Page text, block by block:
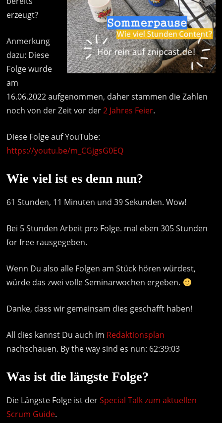
erzeugt?
Anmerkung
dazu: Diese
Folge wurde
am
16.06.2022 aufgenommen, daher stammen die Zahlen
noch von der Zeit vor der2 Jahres Feier.
Diese Folge auf YouTube:
https://youtu.be/m_CGjgsG0EQ
Wie viel ist es denn nun?
61 Stunden, 11 Minuten und 39 Sekunden. Wow!
Bei 5 Stunden Arbeit pro Folge. mal eben 305 Stunden
for free rausgegeben.
Wenn Du also alle Folgen am Stück hören würdest,
würde das zwei volle Seminarwochen ergeben.
Danke, dass wir gemeinsam dies geschafft haben!
All dies kannst Du auch im Redaktionsplan
nachschauen. By the way sind es nun: 62:39:03
Was ist die längste Folge?
Die Längste Folge ist derSpecial Talk zum aktuellen
Scrum Guide.